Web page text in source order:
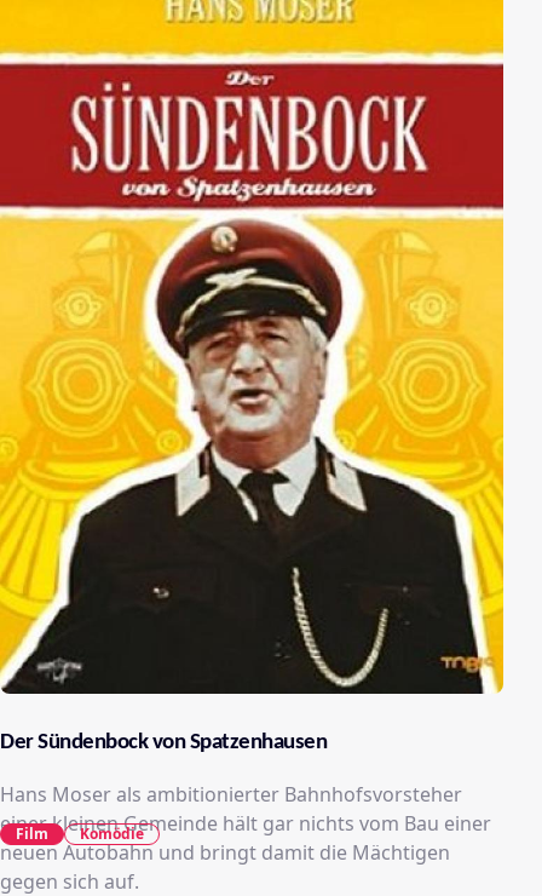
Der Sündenbock von Spatzenhausen
Hans Moser als ambitionierter Bahnhofsvorsteher
einer kleinen Gemeinde hält gar nichts vom Bau einer
neuen Autobahn und bringt damit die Mächtigen
gegen sich auf.
Film Komödie